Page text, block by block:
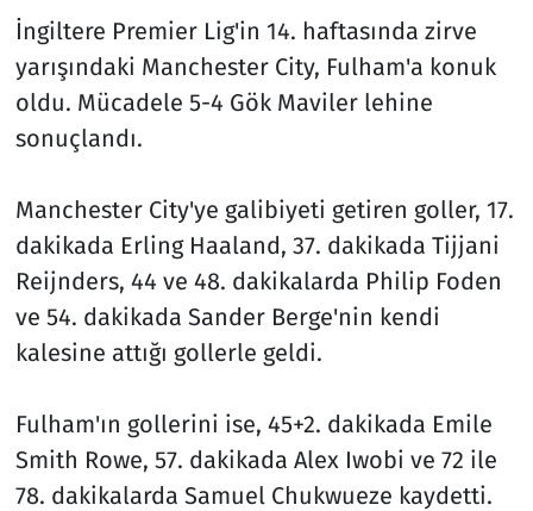
İngiltere Premier Lig'in 14. haftasında zirve
yarışındaki Manchester City, Fulham'a konuk
oldu. Mücadele 5-4 Gök Maviler lehine
sonuçlandı.
Manchester City'ye galibiyeti getiren goller, 17.
dakikada Erling Haaland, 37. dakikada Tijjani
Reijnders, 44 ve 48. dakikalarda Philip Foden
ve 54. dakikada Sander Berge'nin kendi
kalesine attığı gollerle geldi.
Fulham'ın gollerini ise, 45+2. dakikada Emile
Smith Rowe, 57. dakikada Alex Iwobi ve 72 ile
78. dakikalarda Samuel Chukwueze kaydetti.